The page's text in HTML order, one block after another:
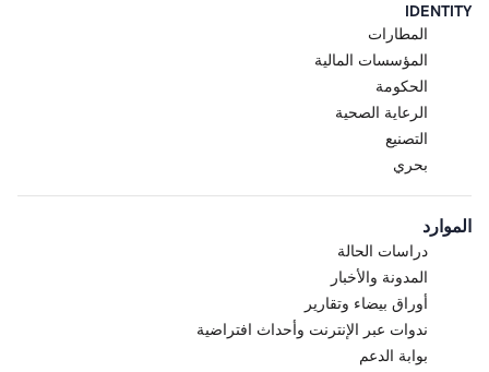
IDENTITY
المطارات
المؤسسات المالية
الحكومة
الرعاية الصحية
التصنيع
بحري
الموارد
دراسات الحالة
المدونة والأخبار
أوراق بيضاء وتقارير
ندوات عبر الإنترنت وأحداث افتراضية
بوابة الدعم